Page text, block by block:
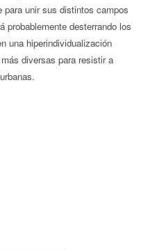
para unir sus distintos campos
probablemente desterrando los
una hiperindividualización
diversas para resistir a